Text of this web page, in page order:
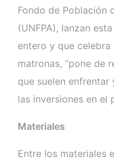
Fondo de Población
(UNFPA), lanzan
entero y que
matronas, “pone de
que suelen
las inversiones en el
Materiales
Entre los materiales